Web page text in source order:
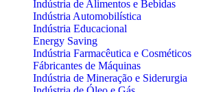
Indústria de Alimentos e Bebidas
Indústria Automobilística
Indústria Educacional
Energy Saving
Indústria Farmacêutica e Cosméticos
Fábricantes de Máquinas
Indústria de Mineração e Siderurgia